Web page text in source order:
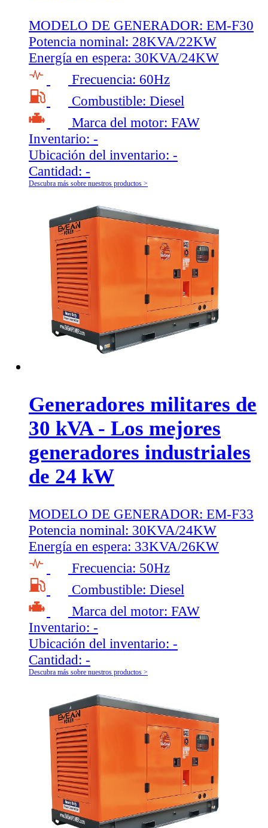
MODELO DE GENERADOR: EM-F30
Potencia nominal: 28KVA/22KW
Energía en espera: 30KVA/24KW
Frecuencia: 60Hz
Combustible: Diesel
Marca del motor: FAW
Inventario: -
Ubicación del inventario: -
Cantidad: -
Descubra más sobre nuestros productos >
Generadores militares de
30 kVA - Los mejores
generadores industriales
de 24 kW
MODELO DE GENERADOR: EM-F33
Potencia nominal: 30KVA/24KW
Energía en espera: 33KVA/26KW
Frecuencia: 50Hz
Combustible: Diesel
Marca del motor: FAW
Inventario: -
Ubicación del inventario: -
Cantidad: -
Descubra más sobre nuestros productos >